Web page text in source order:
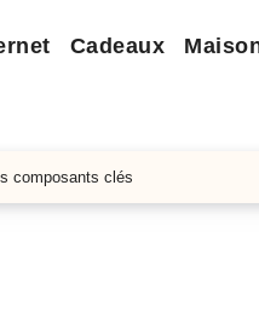
Cadeaux
composants clés